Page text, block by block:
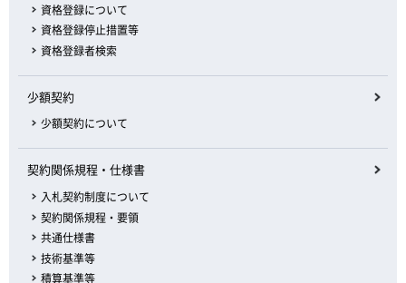
資格登録について
資格登録停止措置等
資格登録者検索
少額契約
少額契約について
契約関係規程・仕様書
入札契約制度について
契約関係規程・要領
共通仕様書
技術基準等
積算基準等